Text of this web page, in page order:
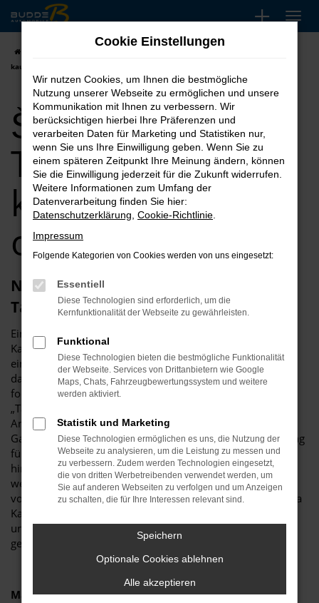
Zum
Hauptinhalt
springen
Škoda Kamiq Tageszulassung
kaufen, leasen oder finanzieren
Škoda Kamiq
Tageszulassung
kaufen, leasen
oder finanzieren
Neu und günstig: die Škoda Kamiq
Tageszulassung
Ein Zaubertrick? Keineswegs. Und doch bietet eine Škoda
Kamiq Tageszulassung ein zauberhaftes Preisniveau für
einen echten Neuwagen. Die Besonderheit besteht darin,
dass ein Neufahrzeug im Handumdrehen zu einem
formellen Gebrauchtwagen umdeklariert wird. Der Name
„Tageszulassung“ zeigt bereits an, dass dies durch das
Anmelden für genau einen Tag möglich ist. Warum das
Ganze? Ganz einfach, um eine Škoda Kamiq Tageszulassung
für die Kundinnen und Kunden günstiger zu machen und
hinsichtlich der Rabatte frei zu sein. Klassische Neuwagen
werden seitens der Automobilhersteller mit
vorgeschriebenen Listenpreisen reglementiert – eine Škoda
Kamiq Tageszulassung kann diese Preise deutlich
unterbieten. Dass es sich dabei um einen noch nicht
gefahrenen Neuwagen handelt, versteht sich von selbst.
Marken
Cookie Einstellungen
Wir nutzen Cookies, um Ihnen die bestmögliche
Nutzung unserer Webseite zu ermöglichen und unsere
Kommunikation mit Ihnen zu verbessern. Wir
berücksichtigen hierbei Ihre Präferenzen und
verarbeiten Daten für Marketing und Statistiken nur,
wenn Sie uns Ihre Einwilligung geben. Wenn Sie zu
einem späteren Zeitpunkt Ihre Meinung ändern, können
Sie die Einwilligung jederzeit für die Zukunft widerrufen.
Weitere Informationen zum Umfang der
Datenverarbeitung finden Sie hier:
Datenschutzerklärung Cookie-Richtlinie
Impressum
Folgende Kategorien von Cookies werden von uns eingesetzt:
Essentiell
Diese Technologien sind erforderlich, um die
Kernfunktionalität der Webseite zu gewährleisten.
Funktional
Diese Technologien bieten die bestmögliche Funktionalität
der Webseite. Services von Drittanbietern wie Google
Maps, Chats, Fahrzeugbewertungssystem und weitere
werden aktiviert.
Statistik und Marketing
Diese Technologien ermöglichen es uns, die Nutzung der
Webseite zu analysieren, um die Leistung zu messen und
zu verbessern. Zudem werden Technologien eingesetzt,
die von dritten Werbetreibenden verwendet werden, um
Sie auf anderen Webseiten zu verfolgen und um Anzeigen
zu schalten, die für Ihre Interessen relevant sind.
Speichern
Optionale Cookies ablehnen
Alle akzeptieren